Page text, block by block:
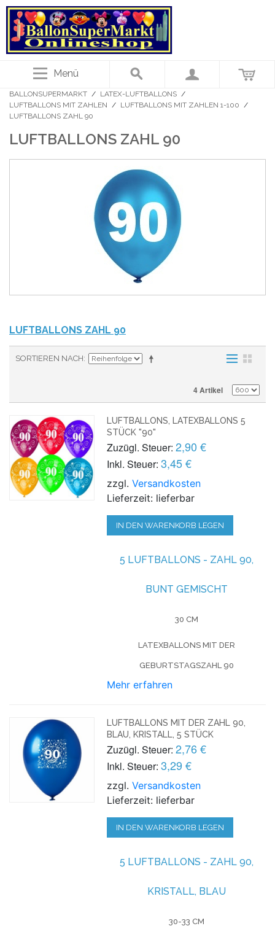
Menü
BALLONSUPERMARKT / LATEX-LUFTBALLONS /
LUFTBALLONS MIT ZAHLEN / LUFTBALLONS MIT ZAHLEN 1-100 /
LUFTBALLONS ZAHL 90
LUFTBALLONS ZAHL 90
LUFTBALLONS ZAHL 90
SORTIEREN NACH
4 Artikel
LUFTBALLONS, LATEXBALLONS 5
STÜCK "90"
Zuzügl. Steuer: 2,90 €
Inkl. Steuer: 3,45 €
zzgl.Versandkosten
Lieferzeit: lieferbar
IN DEN WARENKORB LEGEN
5 LUFTBALLONS - ZAHL 90,
BUNT GEMISCHT
30 CM
LATEXBALLONS MIT DER
GEBURTSTAGSZAHL 90
Mehr erfahren
LUFTBALLONS MIT DER ZAHL 90,
BLAU, KRISTALL, 5 STÜCK
Zuzügl. Steuer: 2,76 €
Inkl. Steuer: 3,29 €
zzgl.Versandkosten
Lieferzeit: lieferbar
IN DEN WARENKORB LEGEN
5 LUFTBALLONS - ZAHL 90,
KRISTALL, BLAU
30-33 CM